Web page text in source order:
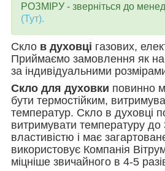
РОЗМІРУ - зверніться до
(Тут).
Скло в духовці газових,
Приймаємо замовлення як на
за індивідуальними
Скло для духовки повинно
бути термостійким,
температур. Скло в духовці
витримувати температуру до
властивістю і має
використовує Компанія
міцніше звичайного в 4-5